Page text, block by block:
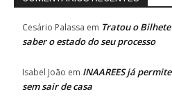
Cesário Palassa em Tratou o
saber o estado do seu processo
Isabel João em INAAREES já
sem sair de casa